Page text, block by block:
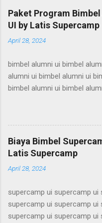
Paket Program
UI by Latis Supercamp
April 28, 2024
bimbel alumni ui bimbel
alumni ui bimbel alumni ui
bimbel alumni ui bimbel
bimbel alumni ui bimbel
alumni ui bimbel alumni ui
bimbel alumni ui bimbel
alumni ui bimbel alumni ui
bimbel alumni ui bimbel
alumni ui bimbel alumni ui
alumni ui bimbel alumni ui
bimbel alumni ui bimbel
alumni ui bimbel alumni ui
Biaya Bimbel
Latis Supercamp
April 28, 2024
supercamp ui supercamp
supercamp ui supercamp
supercamp ui supercamp